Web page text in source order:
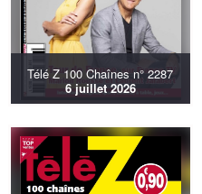
Télé Z 100 Chaînes n° 2287
6 juillet 2026